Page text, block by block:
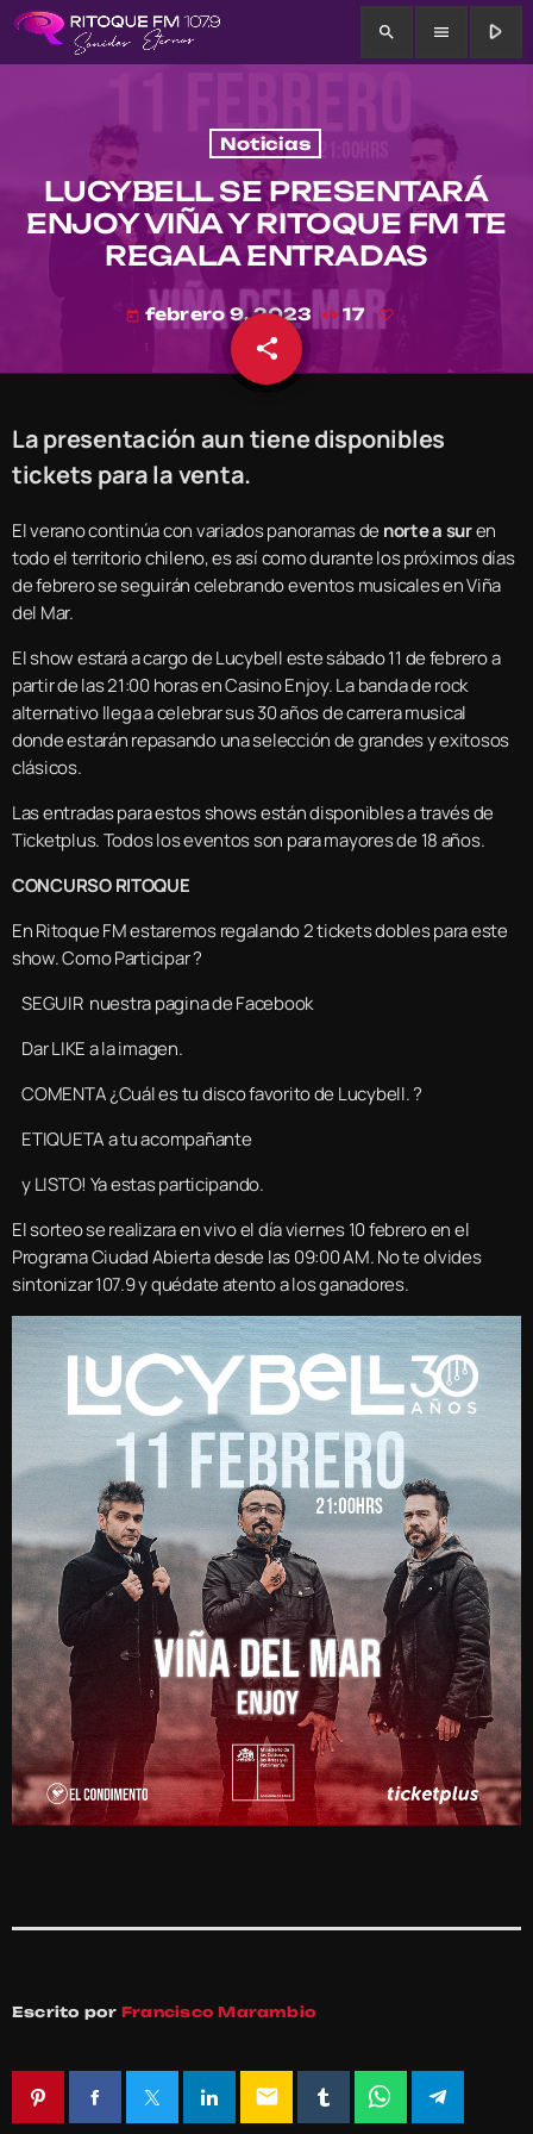
search menu play_arrow
Noticias
LUCYBELL SE PRESENTARÁ
ENJOY VIÑA Y RITOQUE FM TE
REGALA ENTRADAS
today febrero 9, 2023 17
share
email
La presentación aun tiene disponibles
tickets para la venta.
El verano continúa con variados panoramas de norte a suren
todo el territorio chileno, es así como durante los próximos días
de febrero se seguirán celebrando eventos musicales en Viña
del Mar.
El show estará a cargo de Lucybell este sábado 11 de febrero a
partir de las 21:00 horas en Casino Enjoy. La banda de rock
alternativo llega a celebrar sus 30 años de carrera musical
donde estarán repasando una selección de grandes y exitosos
clásicos.
Las entradas para estos shows están disponibles a través de
Ticketplus. Todos los eventos son para mayores de 18 años.
CONCURSO RITOQUE
En Ritoque FM estaremos regalando 2 tickets dobles para este
show. Como Participar ?
SEGUIR nuestra pagina de Facebook
Dar LIKE a la imagen.
COMENTA ¿Cuál es tu disco favorito de Lucybell. ?
ETIQUETA a tu acompañante
y LISTO! Ya estas participando.
El sorteo se realizara en vivo el día viernes 10 febrero en el
Programa Ciudad Abierta desde las 09:00 AM. No te olvides
sintonizar 107.9 y quédate atento a los ganadores.
Escrito por Francisco Marambio
email